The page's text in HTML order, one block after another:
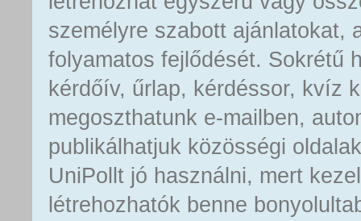
személyre szabott ajánlatokat,
folyamatos fejlődését. Sokrétű
kérdőív, űrlap, kérdéssor, kvíz
megoszthatunk e-mailben,
publikálhatjuk közösségi
UniPollt jó használni, mert
létrehozhatók benne